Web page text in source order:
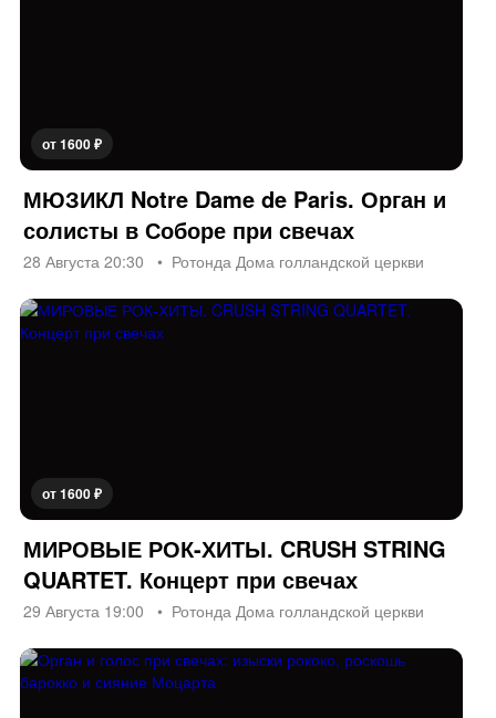
от 1600 ₽
МЮЗИКЛ Notre Dame de Paris. Орган и
солисты в Соборе при свечах
28 Августа 20:30 Ротонда Дома голландской церкви
от 1600 ₽
МИРОВЫЕ РОК-ХИТЫ. CRUSH STRING
QUARTET. Концерт при свечах
29 Августа 19:00 Ротонда Дома голландской церкви